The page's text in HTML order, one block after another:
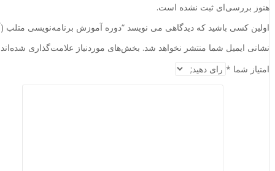
هنوز بررسی‌ای ثبت نشده است.
اولین کسی باشید که دیدگاهی می نویسد “دوره آموزش برنامه‌نویسی متلب
نشانی ایمیل شما منتشر نخواهد شد. بخش‌های موردنیاز علامت‌گذاری
امتیاز شما *